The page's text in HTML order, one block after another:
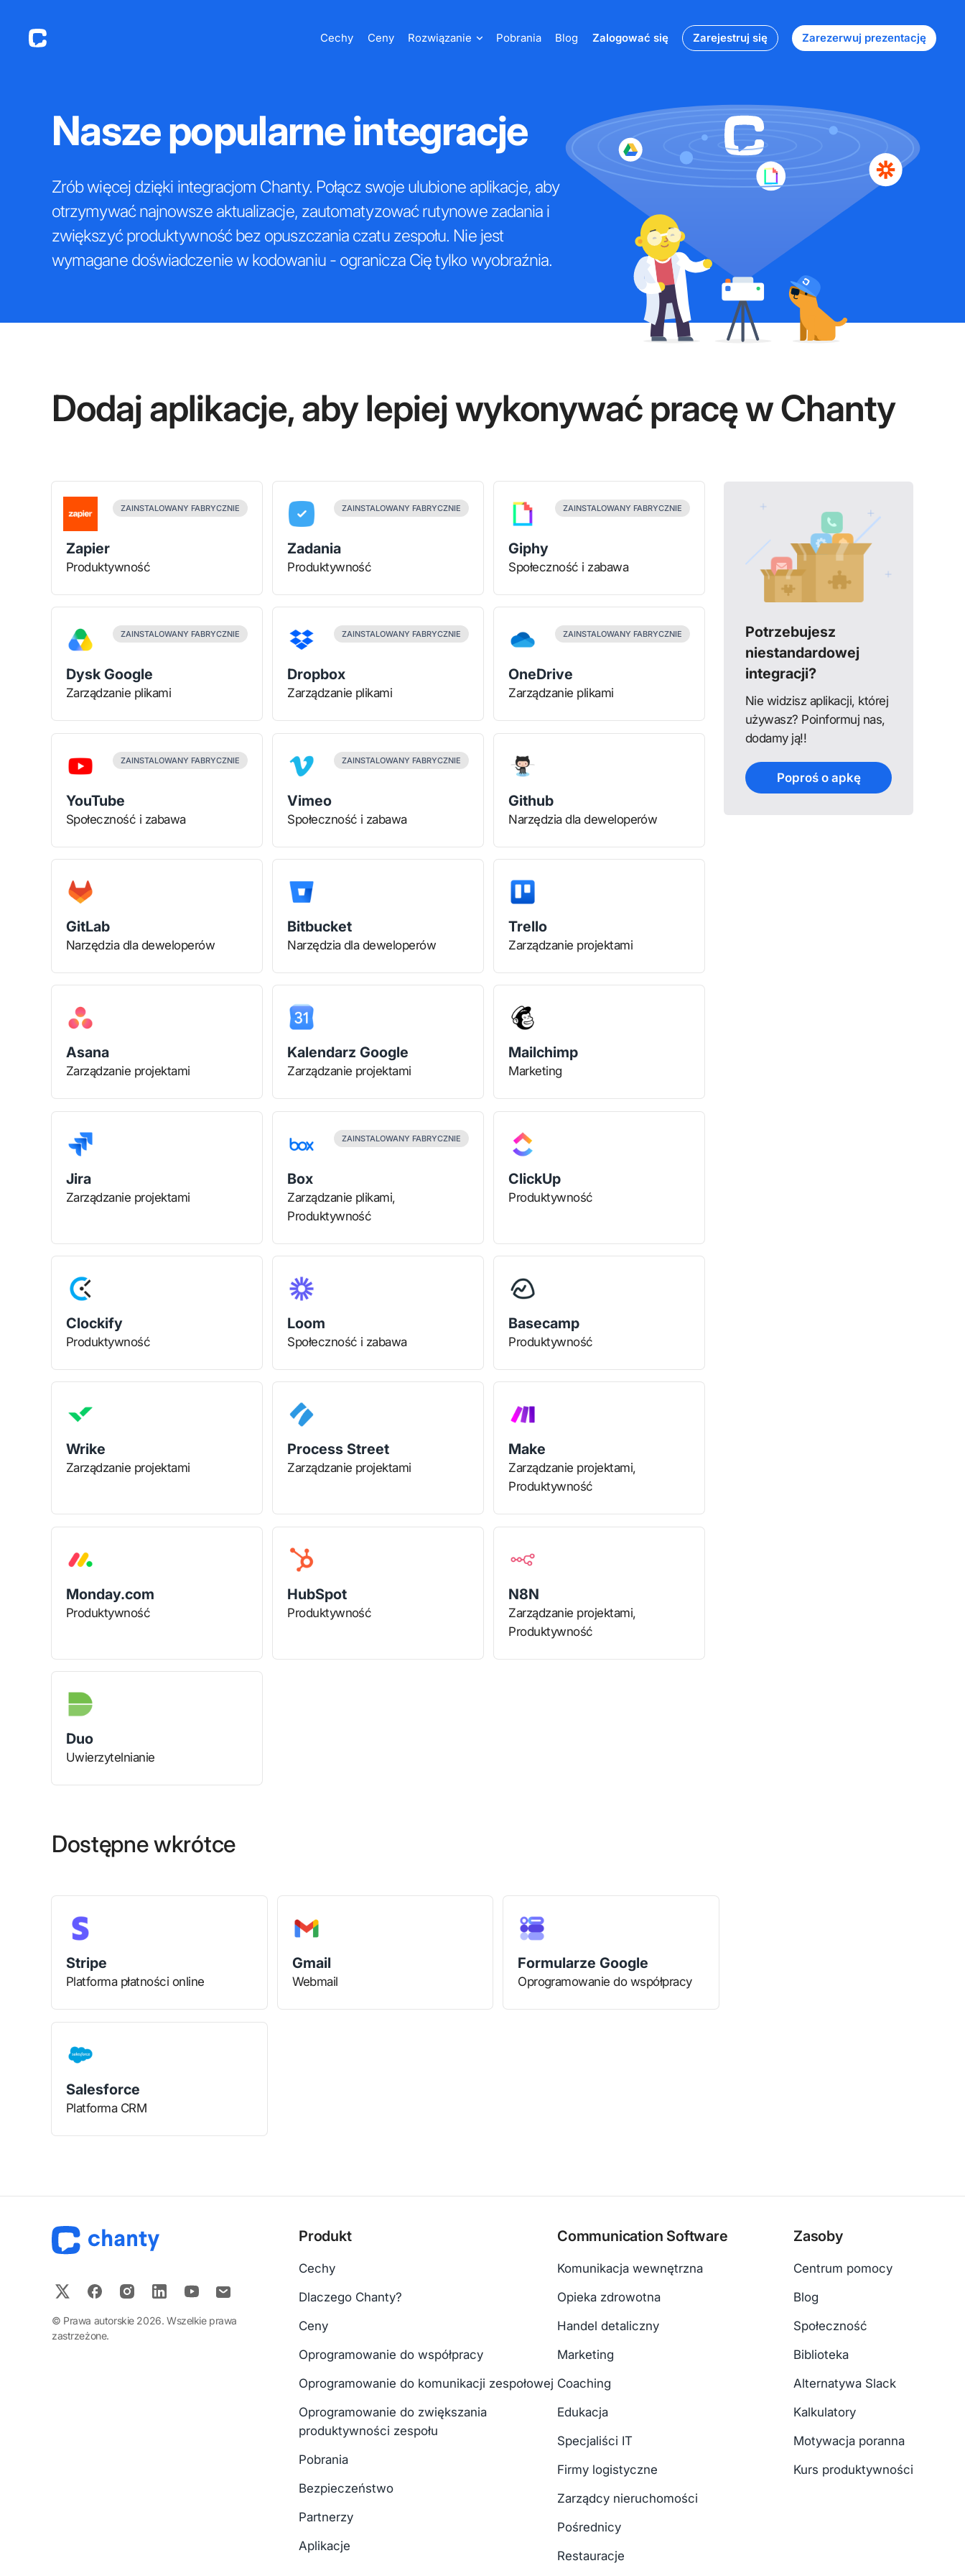
Cechy Ceny Rozwiązanie Pobrania Blog Zalogować się Zarejestruj się Zarezerwuj prezentację
Nasze popularne integracje
Zrób więcej dzięki integracjom Chanty. Połącz swoje ulubione aplikacje, aby
otrzymywać najnowsze aktualizacje, zautomatyzować rutynowe zadania i
zwiększyć produktywność bez opuszczania czatu zespołu. Nie jest
wymagane doświadczenie w kodowaniu - ogranicza Cię tylko wyobraźnia.
Dodaj aplikacje, aby lepiej wykonywać pracę w Chanty
ZAINSTALOWANY FABRYCZNIE
Zapier
Produktywność
ZAINSTALOWANY FABRYCZNIE
Zadania
Produktywność
ZAINSTALOWANY FABRYCZNIE
Giphy
Społeczność i zabawa
ZAINSTALOWANY FABRYCZNIE
Dysk Google
Zarządzanie plikami
ZAINSTALOWANY FABRYCZNIE
Dropbox
Zarządzanie plikami
ZAINSTALOWANY FABRYCZNIE
OneDrive
Zarządzanie plikami
ZAINSTALOWANY FABRYCZNIE
YouTube
Społeczność i zabawa
ZAINSTALOWANY FABRYCZNIE
Vimeo
Społeczność i zabawa
Github
Narzędzia dla deweloperów
GitLab
Narzędzia dla deweloperów
Bitbucket
Narzędzia dla deweloperów
Trello
Zarządzanie projektami
Asana
Zarządzanie projektami
Kalendarz Google
Zarządzanie projektami
Mailchimp
Marketing
Jira
Zarządzanie projektami
ZAINSTALOWANY FABRYCZNIE
Box
Zarządzanie plikami,
Produktywność
ClickUp
Produktywność
Clockify
Produktywność
Loom
Społeczność i zabawa
Basecamp
Produktywność
Wrike
Zarządzanie projektami
Process Street
Zarządzanie projektami
Make
Zarządzanie projektami,
Produktywność
Monday.com
Produktywność
HubSpot
Produktywność
N8N
Zarządzanie projektami,
Produktywność
Duo
Uwierzytelnianie
Potrzebujesz
niestandardowej
integracji?
Nie widzisz aplikacji, której
używasz? Poinformuj nas,
dodamy ją!!
Poproś o apkę
Dostępne wkrótce
Stripe
Platforma płatności online
Gmail
Webmail
Formularze Google
Oprogramowanie do współpracy
Salesforce
Platforma CRM
© Prawa autorskie 2026. Wszelkie prawa
zastrzeżone.
Produkt
Cechy
Dlaczego Chanty?
Ceny
Oprogramowanie do współpracy
Oprogramowanie do komunikacji zespołowej
Oprogramowanie do zwiększania
produktywności zespołu
Pobrania
Bezpieczeństwo
Partnerzy
Aplikacje
Communication Software
Komunikacja wewnętrzna
Opieka zdrowotna
Handel detaliczny
Marketing
Coaching
Edukacja
Specjaliści IT
Firmy logistyczne
Zarządcy nieruchomości
Pośrednicy
Restauracje
Zasoby
Centrum pomocy
Blog
Społeczność
Biblioteka
Alternatywa Slack
Kalkulatory
Motywacja poranna
Kurs produktywności